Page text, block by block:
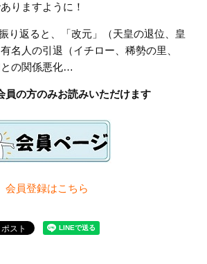
りますように！
り返ると、「改元」（天皇の退位、皇
名人の引退（イチロー、稀勢の里、
の関係悪化…
員の方のみお読みいただけます
会員登録はこちら